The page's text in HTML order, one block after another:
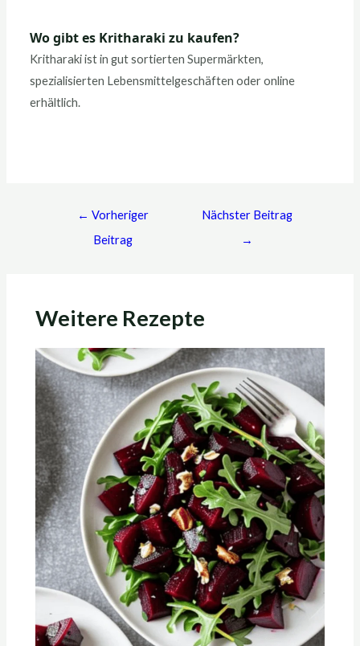
Wo gibt es Kritharaki zu kaufen?
Kritharaki ist in gut sortierten Supermärkten,
spezialisierten Lebensmittelgeschäften oder online
erhältlich.
← Vorheriger
Beitrag
Nächster Beitrag
→
Weitere Rezepte